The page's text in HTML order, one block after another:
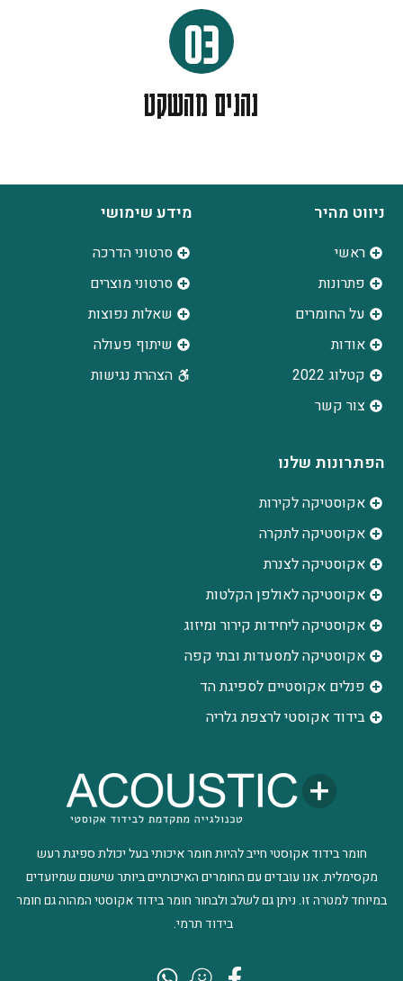
03
נהנים מהשקט
חומר בידוד אקוסטי חייב להיות חומר איכותי בעל יכולת ספיגת רעש
מקסימלית. אנו עובדים עם החומרים האיכותיים ביותר שישנם שמיועדים
במיוחד למטרה זו. ניתן גם לשלב ולבחור חומר בידוד אקוסטי המהוה גם חומר
בידוד תרמי.
ניווט מהיר
ראשי
פתרונות
על החומרים
אודות
קטלוג 2022
צור קשר
מידע שימושי
סרטוני הדרכה
סרטוני מוצרים
שאלות נפוצות
שיתוף פעולה
הצהרת נגישות
הפתרונות שלנו
אקוסטיקה לקירות
אקוסטיקה לתקרה
אקוסטיקה לצנרת
אקוסטיקה לאולפן הקלטות
‫אקוסטיקה ליחידות קירור ומיזוג
אקוסטיקה למסעדות ובתי קפה
פנלים אקוסטיים לספיגת הד
בידוד אקוסטי לרצפת גלריה